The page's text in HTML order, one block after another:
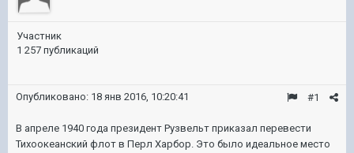
Участник
1 257 публикаций
#1
Опубликовано: 18 янв 2016, 10:20:41
В апреле 1940 года президент Рузвельт приказал перевести
Тихоокеанский флот в Перл Харбор. Это было идеальное место